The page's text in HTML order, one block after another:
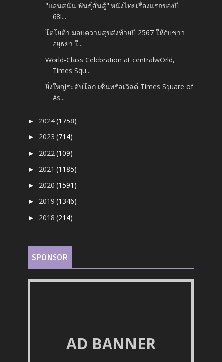
"แสนสนั่น พันธุ์สั่นสู้" หนังไทยเรื่องแรกของปี
68!...
โตโยต้า มอบความสุขส่งท้ายปี 2567 ให้กับชาว
อยุธยา ใ...
World-Class Celebration at centralwOrld,
Times Squ...
ยิ่งใหญ่ระดับโลก เซ็นทรัลเวิลด์ Times Square of
As...
► 2024(1758)
► 2023(714)
► 2022(109)
► 2021(1185)
► 2020(1591)
► 2019(1346)
► 2018(214)
SPONSOR
AD BANNER